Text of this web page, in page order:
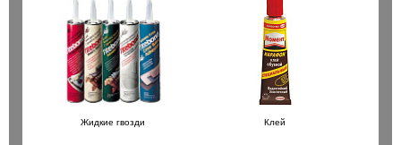
Жидкие гвозди Клей